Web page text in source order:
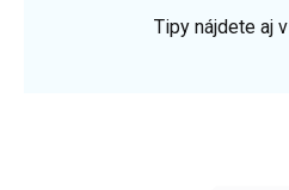
Tipy nájdete aj